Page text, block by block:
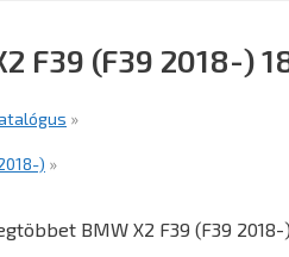
F39 (F39 2018-)
»
) »
BMW X2 F39 (F39